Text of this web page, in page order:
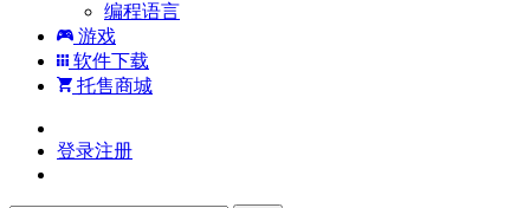
编程语言
游戏
软件下载
托售商城
登录注册